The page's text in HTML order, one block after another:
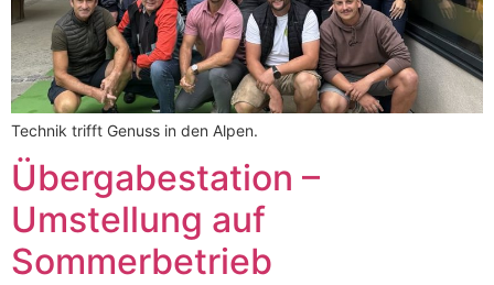
Technik trifft Genuss in den Alpen.
Übergabestation –
Umstellung auf
Sommerbetrieb